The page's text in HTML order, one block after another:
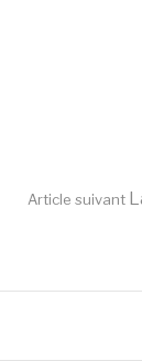
Article suivant